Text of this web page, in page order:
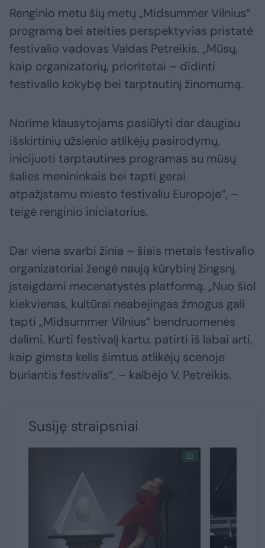
Renginio metu šių metų „Midsummer Vilnius“
programą bei ateities perspektyvias pristatė
festivalio vadovas Valdas Petreikis. „Mūsų,
kaip organizatorių, prioritetai – didinti
festivalio kokybę bei tarptautinį žinomumą.
Norime klausytojams pasiūlyti dar daugiau
išskirtinių užsienio atlikėjų pasirodymų,
inicijuoti tarptautines programas su mūsų
šalies menininkais bei tapti gerai
atpažįstamu miesto festivaliu Europoje“, –
teigė renginio iniciatorius.
Dar viena svarbi žinia – šiais metais festivalio
organizatoriai žengė naują kūrybinį žingsnį,
įsteigdami mecenatystės platformą. „Nuo šiol
kiekvienas, kultūrai neabejingas žmogus gali
tapti „Midsummer Vilnius“ bendruomenės
dalimi. Kurti festivalį kartu, patirti iš labai arti,
kaip gimsta kelis šimtus atlikėjų scenoje
buriantis festivalis“, – kalbėjo V. Petreikis.
Susiję straipsniai